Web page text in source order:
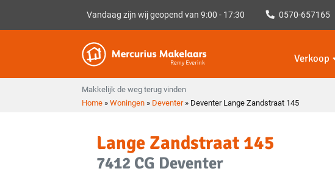
Vandaag zijn wij geopend van 9:00 - 17:30 0570-657165
Verkoop
Makkelijk de weg terug vinden
Home » Woningen » Deventer» Deventer Lange Zandstraat 145
Lange Zandstraat 145
7412 CG Deventer